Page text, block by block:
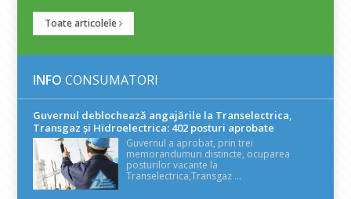
Toate articolele
INFO CONSUMATORI
Guvernul deblochează angajările la Transelectrica,
Transgaz și Hidroelectrica: 402 posturi aprobate
Guvernul a aprobat, prin trei
memorandumuri distincte, ocuparea
posturilor vacante la
Transelectrica,Transgaz ...